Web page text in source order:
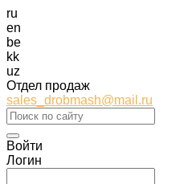
ru
en
be
kk
uz
Отдел продаж
sales_drobmash@mail.ru
Войти
Логин